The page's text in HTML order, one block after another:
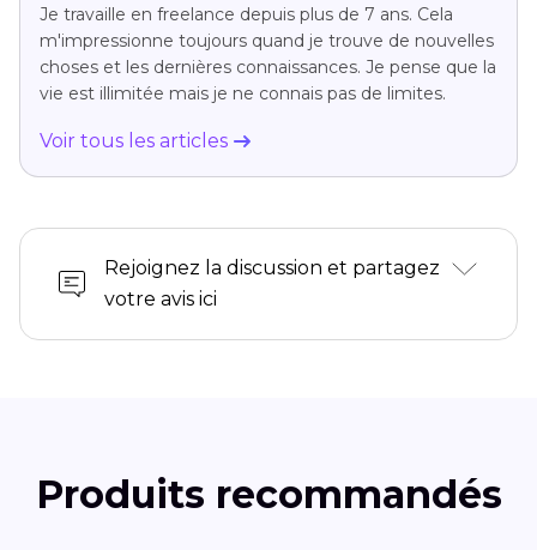
Je travaille en freelance depuis plus de 7 ans. Cela
m'impressionne toujours quand je trouve de nouvelles
choses et les dernières connaissances. Je pense que la
vie est illimitée mais je ne connais pas de limites.
Voir tous les articles
Rejoignez la discussion et partagez
votre avis ici
Produits recommandés